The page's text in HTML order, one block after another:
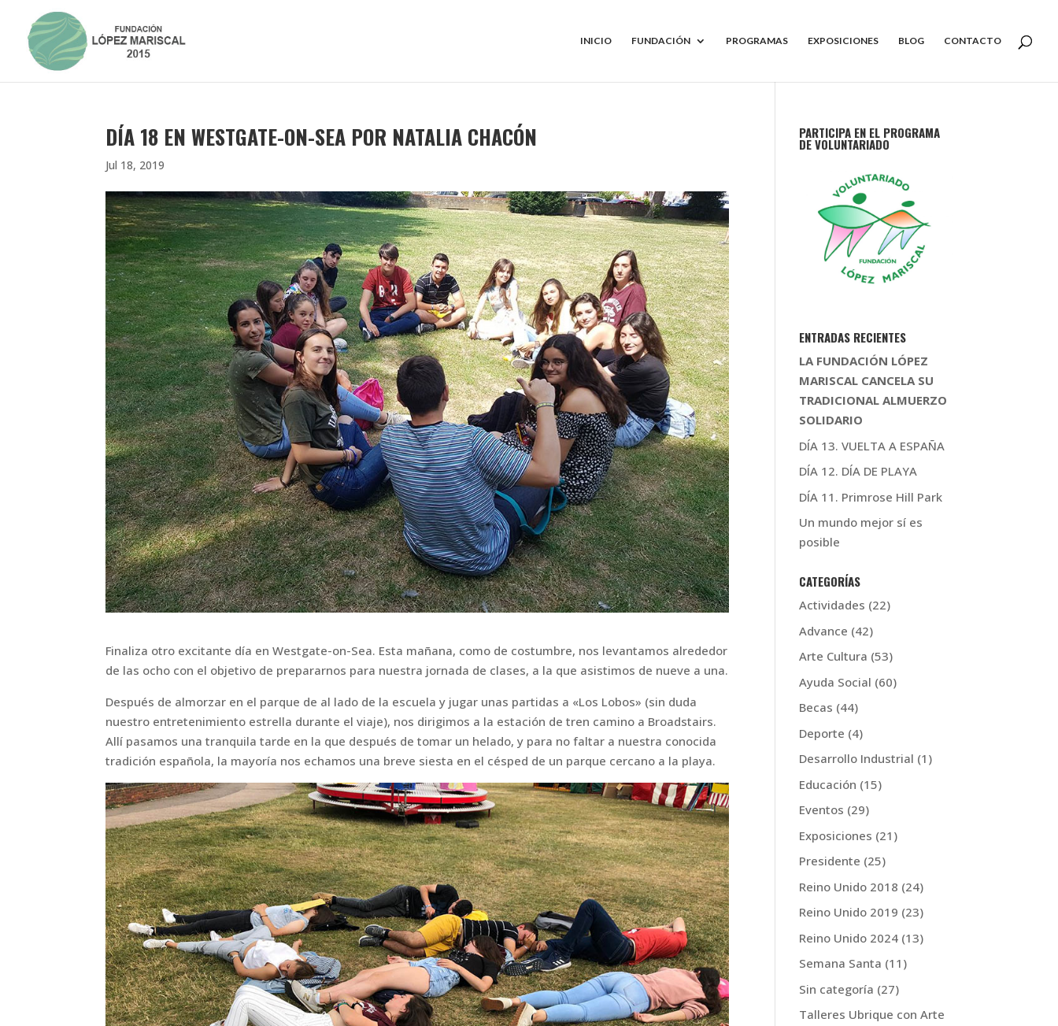
INICIO FUNDACIÓN PROGRAMAS EXPOSICIONES BLOG CONTACTO
DÍA 18 EN WESTGATE-ON-SEA POR NATALIA CHACÓN
Jul 18, 2019
Finaliza otro excitante día en Westgate-on-Sea. Esta mañana, como de costumbre, nos levantamos alrededor
de las ocho con el objetivo de prepararnos para nuestra jornada de clases, a la que asistimos de nueve a una.
Después de almorzar en el parque de al lado de la escuela y jugar unas partidas a «Los Lobos» (sin duda
nuestro entretenimiento estrella durante el viaje), nos dirigimos a la estación de tren camino a Broadstairs.
Allí pasamos una tranquila tarde en la que después de tomar un helado, y para no faltar a nuestra conocida
tradición española, la mayoría nos echamos una breve siesta en el césped de un parque cercano a la playa.
PARTICIPA EN EL PROGRAMA
DE VOLUNTARIADO
ENTRADAS RECIENTES
LA FUNDACIÓN LÓPEZ
MARISCAL CANCELA SU
TRADICIONAL ALMUERZO
SOLIDARIO
DÍA 13. VUELTA A ESPAÑA
DÍA 12. DÍA DE PLAYA
DÍA 11. Primrose Hill Park
Un mundo mejor sí es
posible
CATEGORÍAS
Actividades (22)
Advance (42)
Arte Cultura (53)
Ayuda Social (60)
Becas (44)
Deporte (4)
Desarrollo Industrial (1)
Educación (15)
Eventos (29)
Exposiciones (21)
Presidente (25)
Reino Unido 2018 (24)
Reino Unido 2019 (23)
Reino Unido 2024 (13)
Semana Santa (11)
Sin categoría (27)
Talleres Ubrique con Arte